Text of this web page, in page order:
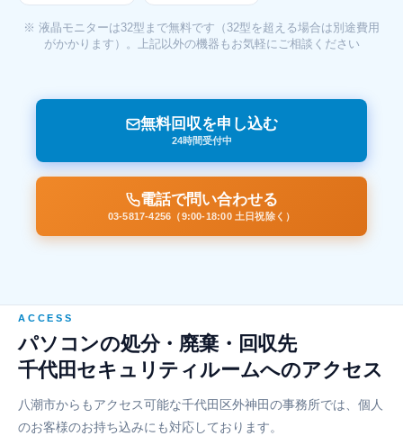
※ 液晶モニターは32型まで無料です（32型を超える場合は別途費用
がかかります）。上記以外の機器もお気軽にご相談ください
無料回収を申し込む
24時間受付中
電話で問い合わせる
03-5817-4256（9:00-18:00 土日祝除く）
ACCESS
パソコンの処分・廃棄・回収先
千代田セキュリティルームへのアクセス
八潮市からもアクセス可能な千代田区外神田の事務所では、個人
のお客様のお持ち込みにも対応しております。